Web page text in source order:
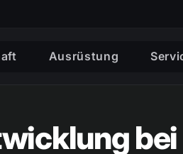
Ausrüstung